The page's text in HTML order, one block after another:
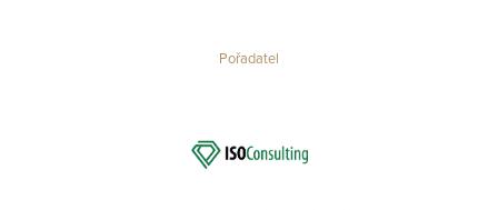
Pořadatel